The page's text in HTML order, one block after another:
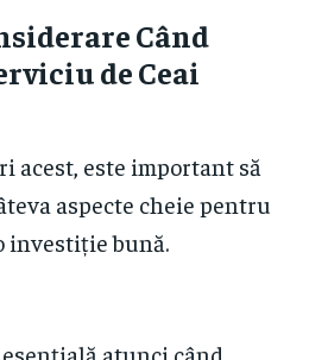
Când
de Ceai
acest, este important să
aspecte cheie pentru
investiție bună.
atunci când